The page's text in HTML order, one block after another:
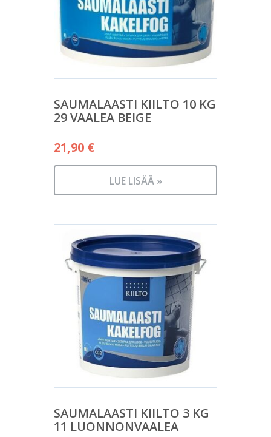
SAUMALAASTI KIILTO 10 KG
29 VAALEA BEIGE
21,90 €
LUE LISÄÄ »
SAUMALAASTI KIILTO 3 KG
11 LUONNONVAALEA